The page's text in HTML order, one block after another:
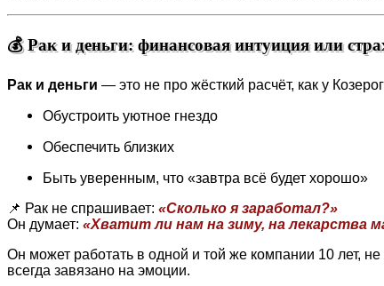
💰 Рак и деньги: финансовая интуиция или
Рак и деньги — это не про жёсткий расчёт, как у
Обустроить уютное гнездо
Обеспечить близких
Быть уверенным, что «завтра всё будет хорошо»
📌 Рак не спрашивает: «Сколько я заработал?»
Он думает: «Хватит ли нам на зиму, на лекарства
Он может работать в одной и той же компании 10 лет,
всегда завязано на эмоции.